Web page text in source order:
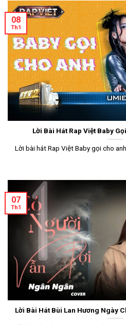
Lời Bài Hát Rap Việt Baby
Lời bài hát Rap Việt Baby gọi cho
08
Th1
Lời Bài Hát Bùi Lan Hương Ngày
07
Th1